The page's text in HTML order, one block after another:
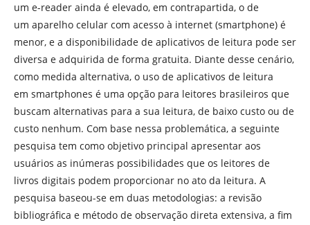
um e-reader ainda é elevado, em contrapartida, o de
um aparelho celular com acesso à internet (smartphone) é
menor, e a disponibilidade de aplicativos de leitura pode ser
diversa e adquirida de forma gratuita. Diante desse cenário,
como medida alternativa, o uso de aplicativos de leitura
em smartphones é uma opção para leitores brasileiros que
buscam alternativas para a sua leitura, de baixo custo ou de
custo nenhum. Com base nessa problemática, a seguinte
pesquisa tem como objetivo principal apresentar aos
usuários as inúmeras possibilidades que os leitores de
livros digitais podem proporcionar no ato da leitura. A
pesquisa baseou-se em duas metodologias: a revisão
bibliográfica e método de observação direta extensiva, a fim